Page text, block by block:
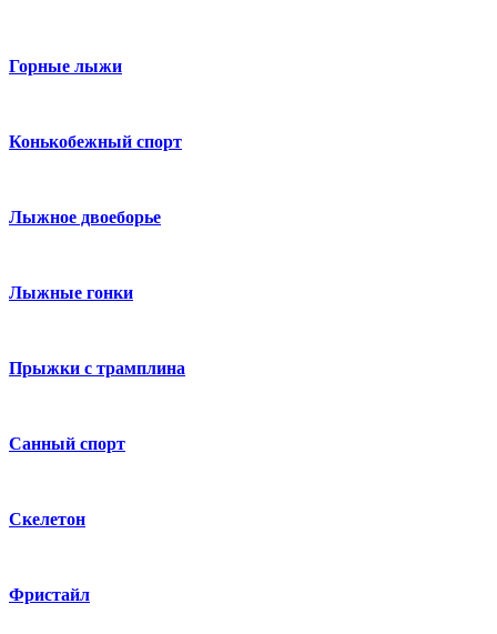
Горные лыжи
Конькобежный спорт
Лыжное двоеборье
Лыжные гонки
Прыжки с трамплина
Санный спорт
Скелетон
Фристайл